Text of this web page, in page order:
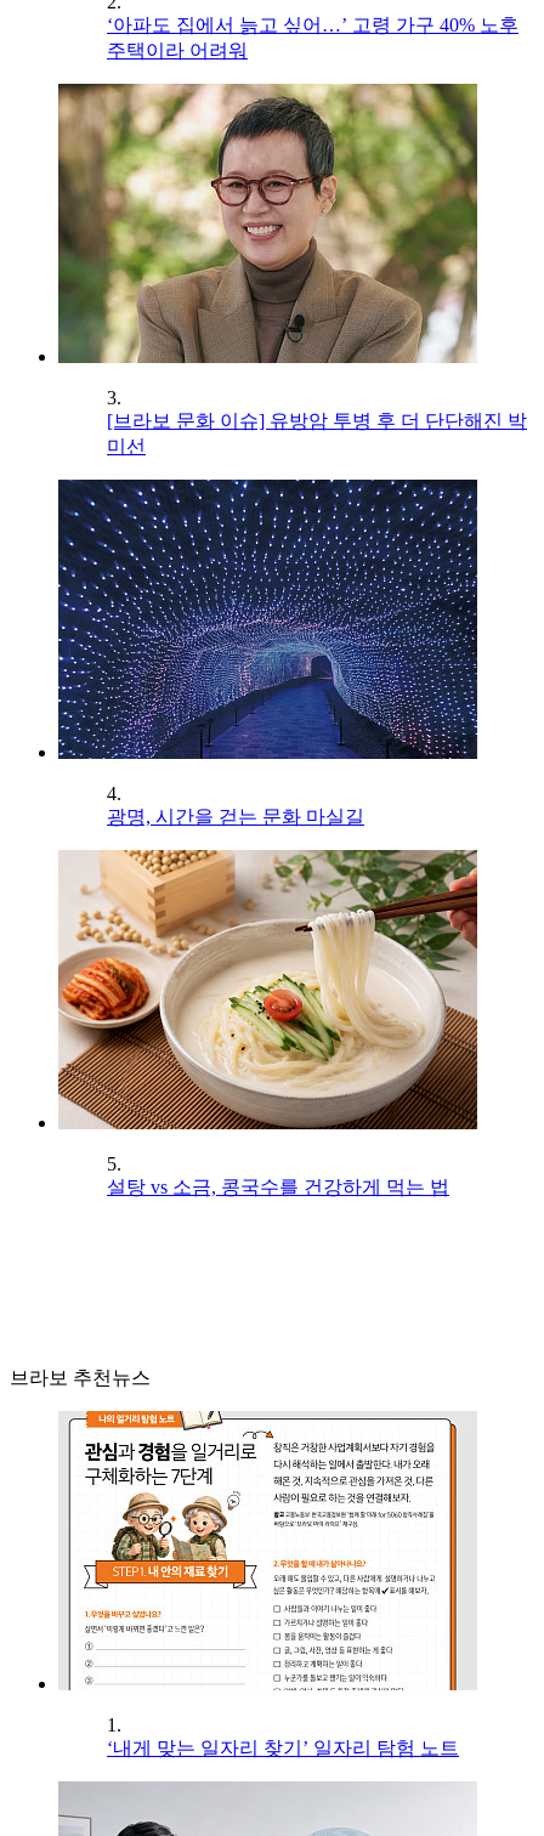
‘아파도 집에서 늙고 싶어…’ 고령 가구 40% 노후
주택이라 어려워
3.
[브라보 문화 이슈] 유방암 투병 후 더 단단해진 박
미선
4.
광명, 시간을 걷는 문화 마실길
5.
설탕 vs 소금, 콩국수를 건강하게 먹는 법
브라보 추천뉴스
1.
‘내게 맞는 일자리 찾기’ 일자리 탐험 노트